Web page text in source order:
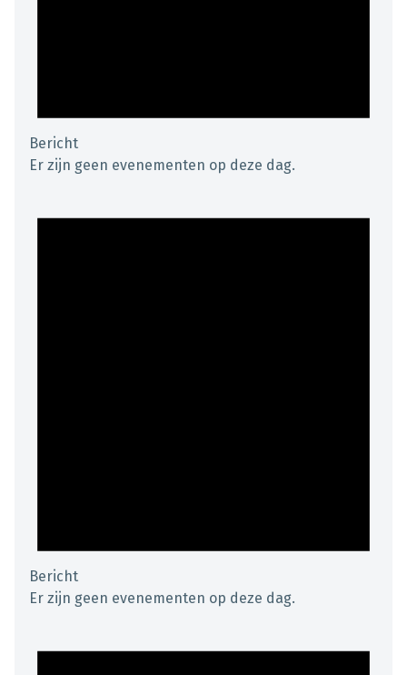
Bericht
Er zijn geen evenementen op deze dag.
Bericht
Er zijn geen evenementen op deze dag.